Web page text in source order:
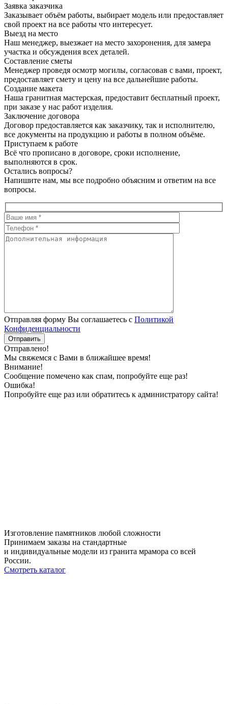
Заявка заказчика
Заказывает объём работы, выбирает модель или предоставляет
свой проект на все работы что интересует.
Выезд на место
Наш менеджер, выезжает на место захоронения, для замера
участка и обсуждения всех деталей.
Составление сметы
Менеджер проведя осмотр могилы, согласовав с вами, проект,
предоставляет смету и цену на все дальнейшие работы.
Создание макета
Наша гранитная мастерская, предоставит бесплатный проект,
при заказе у нас работ изделия.
Заключение договора
Договор предоставляется как заказчику, так и исполнителю,
все документы на продукцию и работы в полном объёме.
Приступаем к работе
Всё что прописано в договоре, сроки исполнение,
выполняются в срок.
Остались вопросы?
Напишите нам, мы все подробно объясним и ответим на все
вопросы.
Отправляя форму Вы соглашаетесь с Политикой
Конфиденциальности
Отправлено!
Мы свяжемся с Вами в ближайшее время!
Внимание!
Сообщение помечено как спам, попробуйте еще раз!
Ошибка!
Попробуйте еще раз или обратитесь к администратору сайта!
Изготовление памятников любой сложности
Принимаем заказы на стандартные
и индивидуальные модели из гранита мрамора со всей
России.
Смотреть каталог